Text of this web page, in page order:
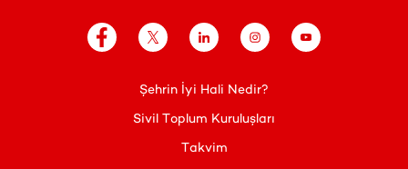
Şehrin İyi Hali Nedir?
Sivil Toplum Kuruluşları
Takvim